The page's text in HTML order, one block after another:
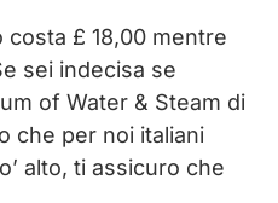
£ 18,00 mentre
sei indecisa se
of Water & Steam di
che per noi italiani
alto, ti assicuro che